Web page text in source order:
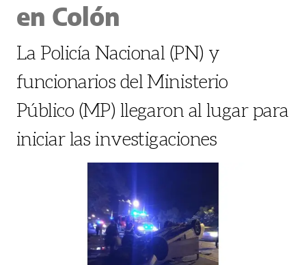
en Colón
La Policía Nacional (PN) y
funcionarios del Ministerio
Público (MP) llegaron al lugar para
iniciar las investigaciones